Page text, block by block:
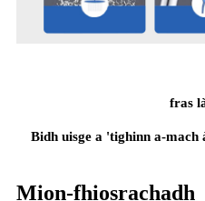
fras
Bidh uisge a 'tighinn a-mach
Mion-fhiosrachadh